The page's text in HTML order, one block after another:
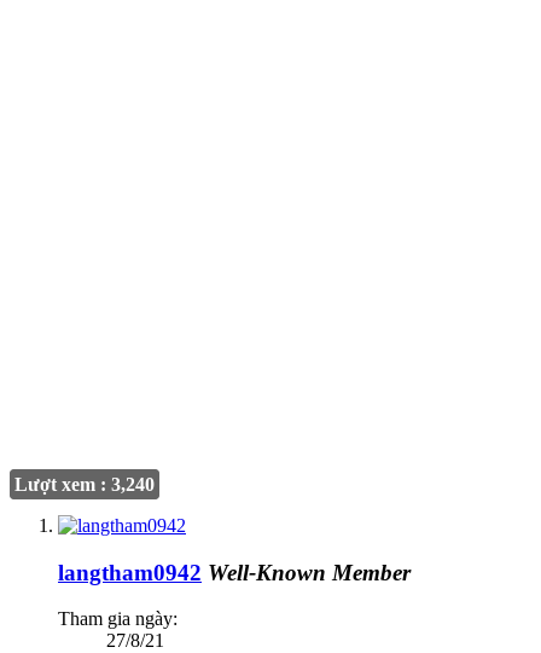
Lượt xem : 3,240
langtham0942 Well-Known Member
Tham gia ngày:
27/8/21